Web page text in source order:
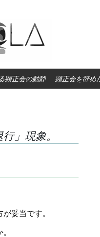
顕正会の動静 顕正会を辞め
」現象。
妥当です。